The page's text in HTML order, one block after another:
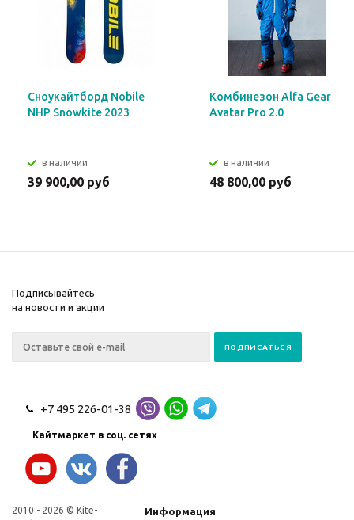
Сноукайтборд Nobile
NHP Snowkite 2023
в наличии
39 900,00 руб
Комбинезон Alfa Gear
Avatar Pro 2.0
в наличии
48 800,00 руб
Подписывайтесь
на новости и акции
+7 495 226-01-38
Кайтмаркет в соц. сетях
2010 - 2026 © Kite-
Информация